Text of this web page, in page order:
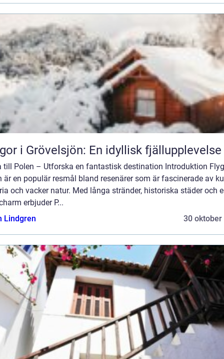
i Grövelsjön: En idyllisk fjällupplevelse
till Polen – Utforska en fantastisk destination Introduktion
är en populär resmål bland resenärer som är fascinerade av
och vacker natur. Med långa stränder, historiska städer och
erbjuder P...
Lindgren
30 oktober